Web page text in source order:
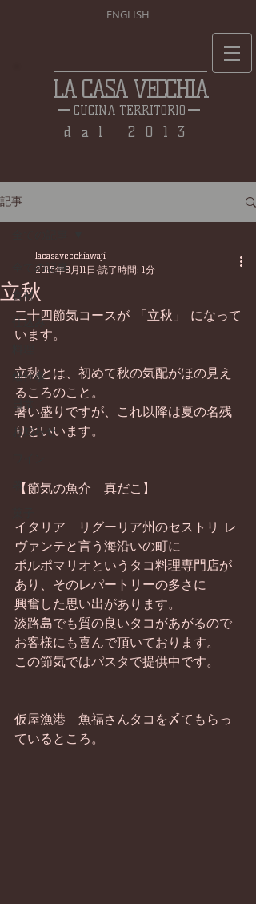
ENGLISH
LA CASA VECCHIA
CUCINA TERRITORIO
dal 2013
記事
全ての記事
食材
仕込み
畑仕事
日常
お知らせ
器
立秋
lacasavecchiawaji
2015年8月11日 読了時間: 1分
二十四節気コースが 「立秋」 になって
います。
立秋とは、初めて秋の気配がほの見え
るころのこと。
暑い盛りですが、これ以降は夏の名残
りといいます。
【節気の魚介　真だこ】
イタリア　リグーリア州のセストリ レ
ヴァンテと言う海沿いの町に
ポルポマリオというタコ料理専門店が
あり、そのレパートリーの多さに
興奮した思い出があります。
淡路島でも質の良いタコがあがるので
お客様にも喜んで頂いております。
この節気ではパスタで提供中です。
仮屋漁港　魚福さんタコを〆てもらっ
ているところ。